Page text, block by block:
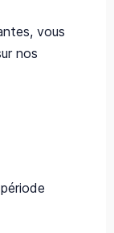
vous
nos